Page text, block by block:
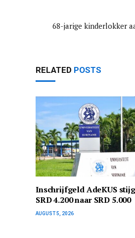
68-jarige kinderlokker
RELATED POSTS
Inschrijfgeld AdeKUS
SRD 4.200 naar SRD 5.000
AUGUST 5, 2026